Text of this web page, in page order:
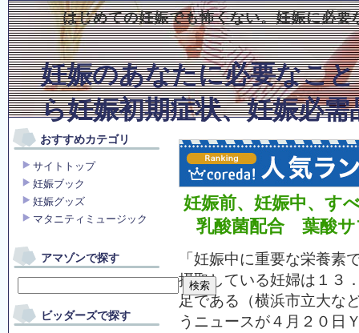
はじめての妊娠でも怖くない。妊娠に必
妊娠のあなたに必要なこ
ら妊娠初期症状、妊娠必需
妊娠前、妊娠中、す
乳酸菌配合 葉酸サ
「妊娠中に重要な栄養素
摂取している妊婦は１３
足である（横浜市立大な
うニュースが４月２０日
おすすめカテゴリ
サイトトップ
妊娠ブック
妊娠グッズ
マタニティミュージック
アマゾンで探す
ビッダーズで探す